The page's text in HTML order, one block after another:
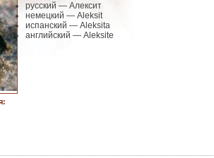
русский — Алексит
немецкий — Aleksit
испанский — Aleksita
английский — Aleksite